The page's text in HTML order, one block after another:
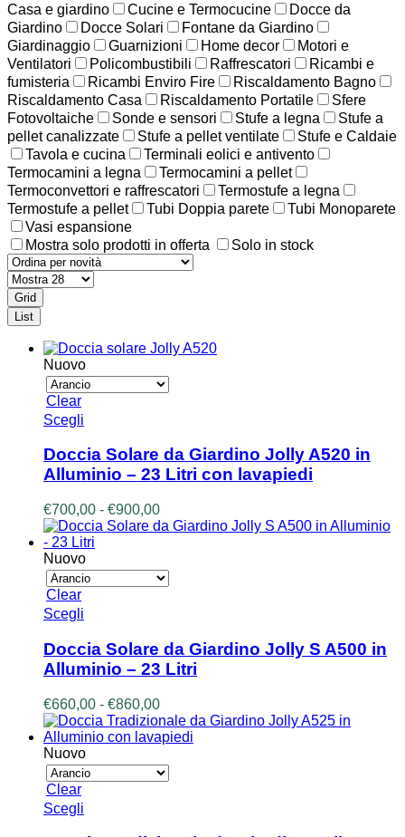
Casa e giardino
Cucine e Termocucine
Docce da
Giardino
Docce Solari
Fontane da Giardino
Giardinaggio
Guarnizioni Home decor
Motori e
Ventilatori
Policombustibili Raffrescatori
Ricambi e
fumisteria
Ricambi Enviro Fire
Riscaldamento Bagno
Riscaldamento Casa
Riscaldamento Portatile
Sfere
Fotovoltaiche
Sonde e sensori Stufe a legna
Stufe a
pellet canalizzate
Stufe a pellet ventilate
Stufe e Caldaie
Tavola e cucina
Terminali eolici e antivento
Termocamini a legna
Termocamini a pellet
Termoconvettori e raffrescatori
Termostufe a legna
Termostufe a pellet
Tubi Doppia parete
Tubi Monoparete
Vasi espansione
Mostra solo prodotti in offerta
Solo in stock
Grid
List
Nuovo
Clear
Scegli
ha
più
varianti.
Le
opzioni
possono
essere
scelte
nella
Doccia Solare da Giardino Jolly A520 in
Alluminio – 23 Litri con lavapiedi
€700,00 - €900,00Fascia
di
€700,00
a
Nuovo
Clear
Scegli
ha
più
varianti.
opzioni
possono
essere
scelte
nella
Doccia Solare da Giardino Jolly S A500 in
Alluminio – 23 Litri
€660,00 - €860,00Fascia
di
prezzo:
€660,00
a
Nuovo
Clear
Scegli